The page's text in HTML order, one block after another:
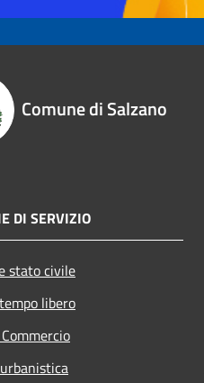
Comune di Salzano
DI SERVIZIO
stato civile
libero